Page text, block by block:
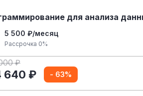
для анализа
5 500 ₽/месяц
Рассрочка 0%
₽
640 ₽ - 63%